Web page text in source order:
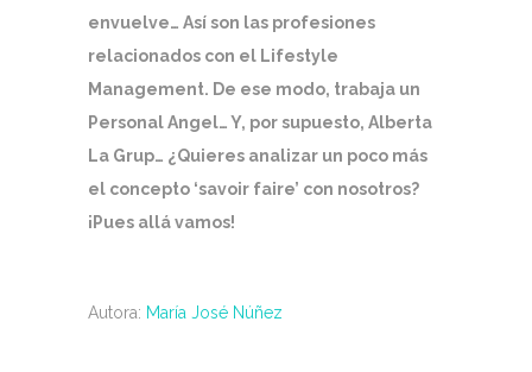
envuelve… Así son las profesiones
relacionados con el Lifestyle
Management. De ese modo, trabaja un
Personal Angel… Y, por supuesto, Alberta
La Grup… ¿Quieres analizar un poco más
el concepto ‘savoir faire’ con nosotros?
¡Pues allá vamos!
Autora: María José Núñez